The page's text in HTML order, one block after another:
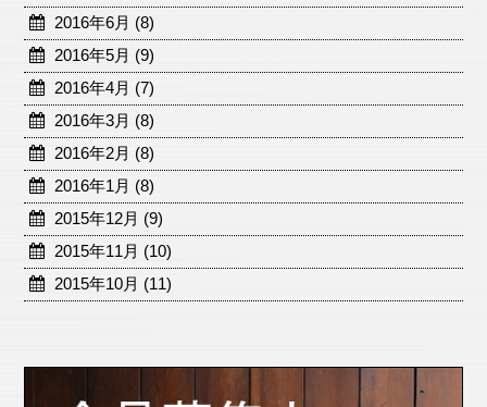
2016年6月 (8)
2016年5月 (9)
2016年4月 (7)
2016年3月 (8)
2016年2月 (8)
2016年1月 (8)
2015年12月 (9)
2015年11月 (10)
2015年10月 (11)